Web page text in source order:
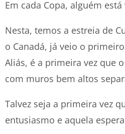
Em cada Copa, alguém
Nesta, temos a estreia de
o Canadá, já veio o
Aliás, é a primeira vez que
com muros bem altos
Talvez seja a primeira vez
entusiasmo e aquela